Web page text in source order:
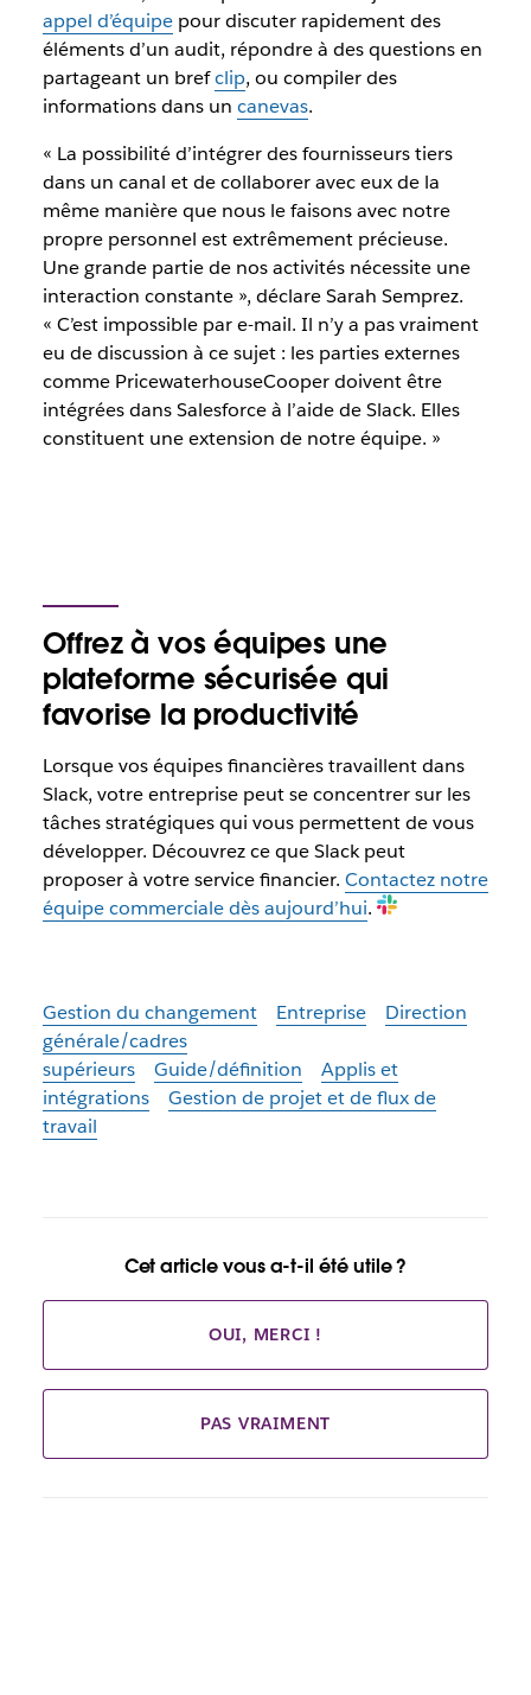
appel d’équipepour discuter rapidement des
éléments d’un audit, répondre à des questions en
partageant un brefclip, ou compiler des
informations dans un canevas.
« La possibilité d’intégrer des fournisseurs tiers
dans un canal et de collaborer avec eux de la
même manière que nous le faisons avec notre
propre personnel est extrêmement précieuse.
Une grande partie de nos activités nécessite une
interaction constante », déclare Sarah Semprez.
« C’est impossible par e-mail. Il n’y a pas vraiment
eu de discussion à ce sujet : les parties externes
comme PricewaterhouseCooper doivent être
intégrées dans Salesforce à l’aide de Slack. Elles
constituent une extension de notre équipe. »
Offrez à vos équipes une
plateforme sécurisée qui
favorise la productivité
Lorsque vos équipes financières travaillent dans
Slack, votre entreprise peut se concentrer sur les
tâches stratégiques qui vous permettent de vous
développer. Découvrez ce que Slack peut
proposer à votre service financier. Contactez notre
équipe commerciale dès aujourd’hui.
Gestion du changement Entreprise
Direction
générale/cadres
supérieurs
Guide/définition
Applis et
intégrations
Gestion de projet et de flux de
travail
Cet article vous a-t-il été utile ?
OUI, MERCI !
PAS VRAIMENT